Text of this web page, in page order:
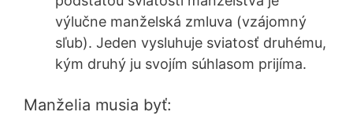
výlučne manželská zmluva (vzájomný
sľub). Jeden vysluhuje sviatosť druhému,
kým druhý ju svojím súhlasom prijíma.
Manželia musia byť: